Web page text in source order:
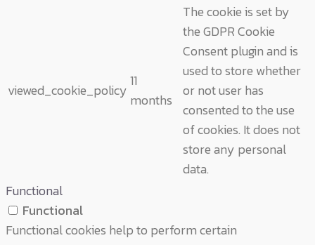
viewed_cookie_policy
11
months
The cookie is set by
the GDPR Cookie
Consent plugin and is
used to store whether
or not user has
consented to the use
of cookies. It does not
store any personal
data.
Functional
Functional
Functional cookies help to perform certain